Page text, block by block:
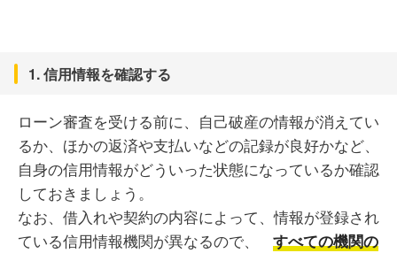
1. 信用情報を確認する
ローン審査を受ける前に、自己破産の情報が消えてい
るか、ほかの返済や支払いなどの記録が良好かなど、
自身の信用情報がどういった状態になっているか確認
しておきましょう。
なお、借入れや契約の内容によって、情報が登録され
ている信用情報機関が異なるので、
すべての機関の